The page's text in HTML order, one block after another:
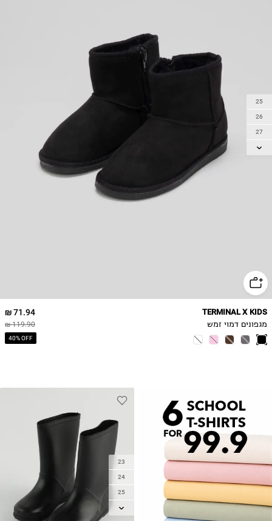
25
26
27
28
71.94 ₪
119.90 ₪
40% OFF
TERMINAL X KIDS
מגפונים דמוי זמש
23
24
25
26